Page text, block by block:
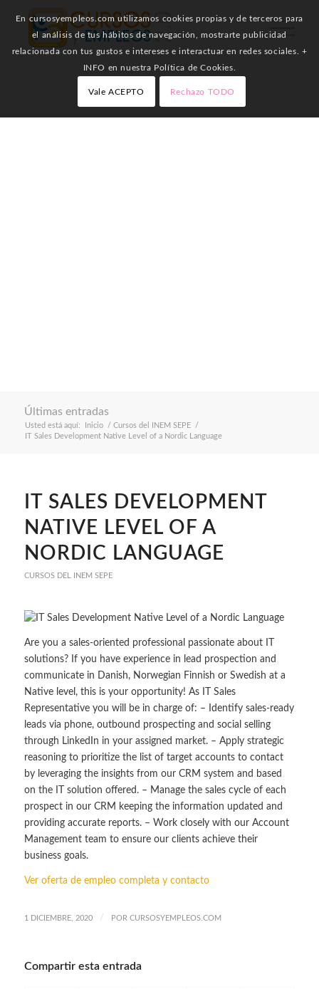
Últimas entradas
Usted está aquí: Inicio / Cursos del INEM SEPE
/
IT Sales Development Native Level of a Nordic Language
IT SALES DEVELOPMENT
NATIVE LEVEL OF A
NORDIC LANGUAGE
CURSOS DEL INEM SEPE
Are you a sales-oriented professional passionate about IT
solutions? If you have experience in lead prospection and
communicate in Danish, Norwegian Finnish or Swedish at a
Native level, this is your opportunity! As IT Sales
Representative you will be in charge of: – Identify sales-ready
leads via phone, outbound prospecting and social selling
through LinkedIn in your assigned market. – Apply strategic
reasoning to prioritize the list of target accounts to contact
by leveraging the insights from our CRM system and based
on the IT solution offered. – Manage the sales cycle of each
prospect in our CRM keeping the information updated and
providing accurate reports. – Work closely with our Account
Management team to ensure our clients achieve their
business goals.
Ver oferta de empleo completa y contacto
1 DICIEMBRE, 2020 / POR CURSOSYEMPLEOS.COM
Compartir esta entrada
En cursosyempleos.com utilizamos cookies propias y de terceros para
el análisis de tus hábitos de navegación, mostrarte publicidad
relacionada con tus gustos e intereses e interactuar en redes sociales. +
INFO en nuestra Política de Cookies.
Vale ACEPTO Rechazo TODO